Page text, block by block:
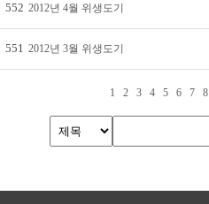
552 2012년 4월 위생도기
551 2012년 3월 위생도기
1 2 3 4 5 6 7 8